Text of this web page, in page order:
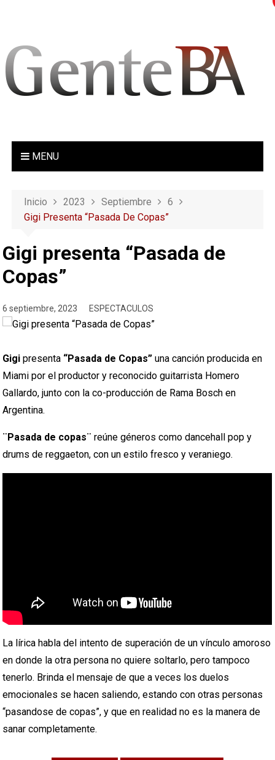
o
MENU
Inicio 2023 Septiembre
6
Gigi Presenta “Pasada De Copas”
Gigi presenta “Pasada de
Copas”
6 septiembre, 2023 ESPECTACULOS
Gigi presenta “Pasada de Copas” una canción producida en
Miami por el productor y reconocido guitarrista Homero
Gallardo, junto con la co-producción de Rama Bosch en
Argentina.
¨Pasada de copas¨ reúne géneros como dancehall pop y
drums de reggaeton, con un estilo fresco y veraniego.
La lírica habla del intento de superación de un vínculo amoroso
en donde la otra persona no quiere soltarlo, pero tampoco
tenerlo. Brinda el mensaje de que a veces los duelos
emocionales se hacen saliendo, estando con otras personas
“pasandose de copas”, y que en realidad no es la manera de
sanar completamente.